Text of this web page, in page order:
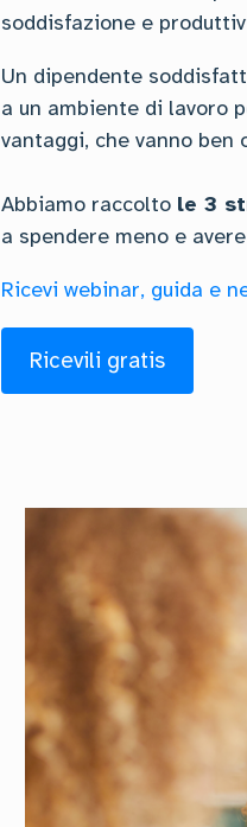
soddisfazione e
Un dipendente
a un ambiente di lavoro
vantaggi, che vanno
Abbiamo raccolto le 3
a spendere meno e
Ricevi webinar, guida e
Ricevili gratis